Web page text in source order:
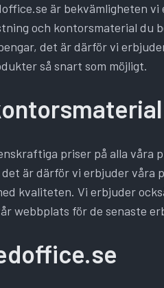
är bekvämligheten vi
och kontorsmaterial du
det är därför vi
så snart som möjligt.
priser på alla våra
är därför vi erbjuder våra
kvaliteten. Vi erbjuder
webbplats för de senaste